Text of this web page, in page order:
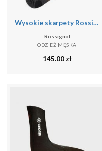
Wysokie skarpety Rossignol Sidelhorn
Rossignol
ODZIEŻ MĘSKA
145.00 zł